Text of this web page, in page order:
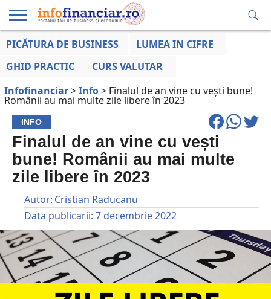
EDUCAȚIE
LA ZI
AFACERILOR
PICĂTURA DE BUSINESS
LUMEA IN CIFRE
GHID PRACTIC
CURS VALUTAR
Infofinanciar>Info> Finalul de an vine cu vești bune!
Românii au mai multe zile libere în 2023
INFO
Finalul de an vine cu vești
bune! Românii au mai multe
zile libere în 2023
Autor: Cristian Raducanu
Data publicarii: 7 decembrie 2022